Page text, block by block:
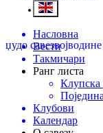
џудо савезвојводине
Насловна
Вести
Такмичари
Ранг листа
Клупска
Клубови
Календар